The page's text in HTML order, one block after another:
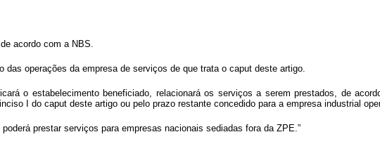
acordo com a NBS.
operações da empresa de serviços de que trata o caputdeste artigo.
o estabelecimento beneficiado, relacionará os serviços a serem prestados, de
I do caput deste artigo ou pelo prazo restante concedido para a empresa industrial
prestar serviços para empresas nacionais sediadas fora da ZPE.”